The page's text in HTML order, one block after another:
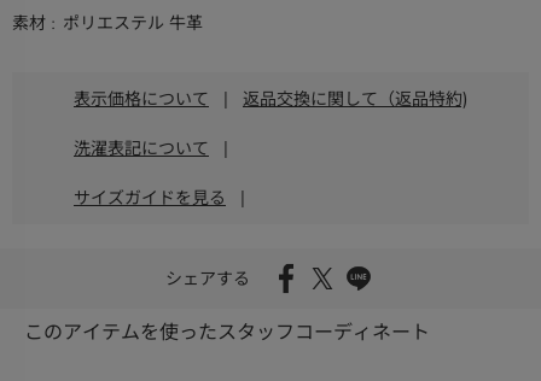
素材
ポリエステル 牛革
表示価格について | 返品交換に関して（返品特約)
洗濯表記について |
サイズガイドを見る |
シェアする
このアイテムを使ったスタッフコーディネート